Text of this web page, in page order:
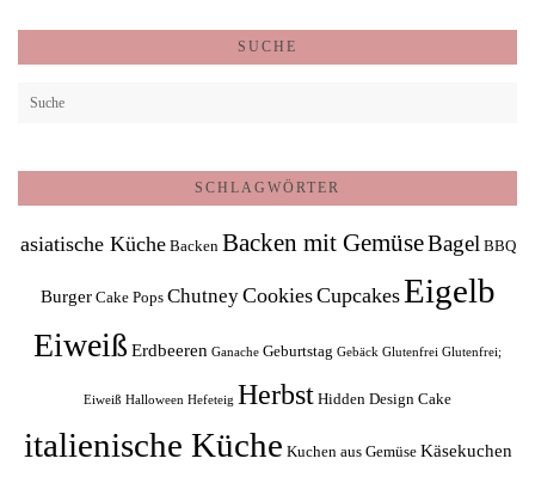
SUCHE
SCHLAGWÖRTER
asiatische Küche Backen Backen mit GemüseBagel BBQ
Burger Cake Pops ChutneyCookiesCupcakesEigelb
Eiweiß Erdbeeren Ganache Geburtstag Gebäck Glutenfrei Glutenfrei;
Eiweiß Halloween Hefeteig Herbst Hidden Design Cake
italienische Küche Kuchen aus Gemüse Käsekuchen